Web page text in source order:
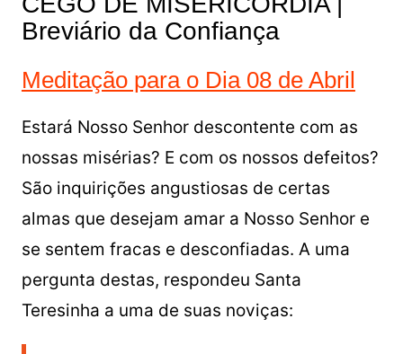
Breviário da Confiança
Meditação para o Dia 08 de Abril
Estará Nosso Senhor descontente com as
nossas misérias? E com os nossos defeitos?
São inquirições angustiosas de certas
almas que desejam amar a Nosso Senhor e
se sentem fracas e desconfiadas. A uma
pergunta destas, respondeu Santa
Teresinha a uma de suas noviças: